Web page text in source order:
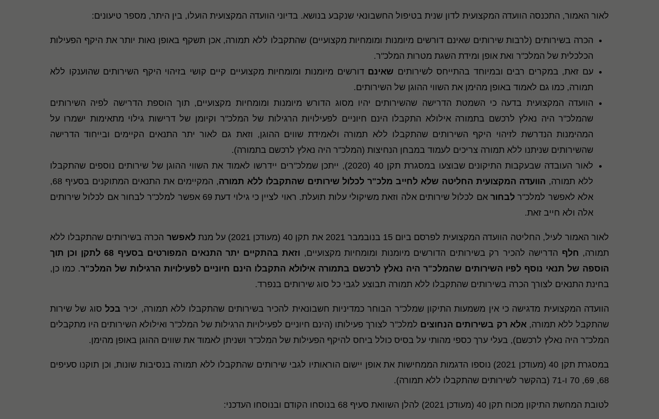
לאור האמור, התכנסה הוועדה המקצועית לדון שנית בטיפול החשבונאי שנקבע בנושא. בדיוני הוועדה המקצועית הועלו, בין היתר, מספר טיעונים:
הכרה בשירותים (לרבות שירותים שאינם דורשים מיומנות ומומחיות מקצועיים) שהתקבלו ללא תמורה, אכן תשקף באופן נאות יותר את היקף הפעילות
הכלכלית של המלכ"ר ואת אופן ומידת השגת מטרות המלכ"ר.
עם זאת, במקרים רבים ובמיוחד בהתייחס לשירותים שאינם דורשים מיומנות ומומחיות מקצועיים קיים קושי בזיהוי היקף השירותים שהוענקו ללא
תמורה, כמו גם לאמוד באופן מהימן את השווי ההוגן של השירותים.
הוועדה המקצועית בדעה כי השמטת הדרישה שהשירותים יהיו מסוג הדורש מיומנות ומומחיות מקצועיים, תוך הוספת הדרישה לפיה השירותים
שהמלכ"ר היה נאלץ לרכשם בתמורה אילולא התקבלו הינם חיוניים לפעילויות הרגילות של המלכ"ר וקיומן של דרישות גילוי מתאימות ישמרו על
המהימנות הנדרשת לזיהוי היקף השירותים שהתקבלו ללא תמורה ולאמידת שווים ההוגן, וזאת גם לאור יתר התנאים הקיימים ובייחוד הדרישה
שהשירותים שניתנו ללא תמורה צריכים לעמוד במבחן הנחיצות (המלכ"ר היה נאלץ לרכשם בתמורה).
לאור העובדה שבעקבות התיקונים שבוצעו במסגרת תקן 40 (2020), ייתכן שמלכ"רים יידרשו לאמוד את השווי ההוגן של שירותים נוספים שהתקבלו
ללא תמורה, הוועדה המקצועית החליטה שלא לחייב מלכ"ר לכלול שירותים שהתקבלו ללא תמורה
, המקיימים את התנאים המתוקנים בסעיף 68,
אלא לאפשר למלכ"רלבחור
אם לכלול שירותים אלה וזאת משיקולי עלות תועלת. ראוי לציין כי גילוי דעת 69 אפשר למלכ"ר לבחור אם לכלול שירותים
אלה ולא חייב זאת.
לאור האמור לעיל, החליטה הוועדה המקצועית לפרסם ביום 15 בנובמבר 2021 את תקן 40 (מעודכן 2021) על מנת לאפשר הכרה בשירותים שהתקבלו ללא
תמורה, חלף הדרישה להכיר רק בשירותים הדורשים מיומנות ומומחיות מקצועיים, וזאת בהתקיים יתר התנאים המפורטים בסעיף 68 לתקן
וכן תוך
הוספה של תנאי נוסף לפיו השירותים שהמלכ"ר היה נאלץ לרכשם בתמורה אילולא התקבלו הינם חיוניים לפעילויות הרגילות של המלכ"ר. כמו כן,
בחינת התנאים לצורך הכרה בשירותים שהתקבלו ללא תמורה תבוצע לגבי כל סוג שירותים בנפרד.
הוועדה המקצועית מדגישה כי אין משמעות התיקון שמלכ"ר הבוחר כמדיניות חשבונאית להכיר בשירותים שהתקבלו ללא תמורה, יכיר בכל סוג של שירות
שהתקבל ללא תמורה,אלא רק בשירותים הנחוצים למלכ"ר לצורך פעילותו (הינם חיוניים לפעילויות הרגילות של המלכ"ר ואילולא השירותים היו מתקבלים
המלכ"ר היה נאלץ לרכשם), בעלי ערך כספי מהותי על בסיס כולל ביחס להיקף הפעילות של המלכ"ר ושניתן לאמוד את שווים ההוגן באופן מהימן.
במסגרת תקן 40 (מעודכן 2021) נוספו הדגמות הממחישות את אופן יישום הוראותיו לגבי שירותים שהתקבלו ללא תמורה בנסיבות שונות, וכן תוקנו סעיפים
68, 69, 70 ו-71 (בהקשר לשירותים שהתקבלו ללא תמורה).
לטובת המחשת התיקון מכוח תקן 40 (מעודכן 2021) להלן השוואת סעיף 68 בנוסחו הקודם ובנוסחו העדכני: